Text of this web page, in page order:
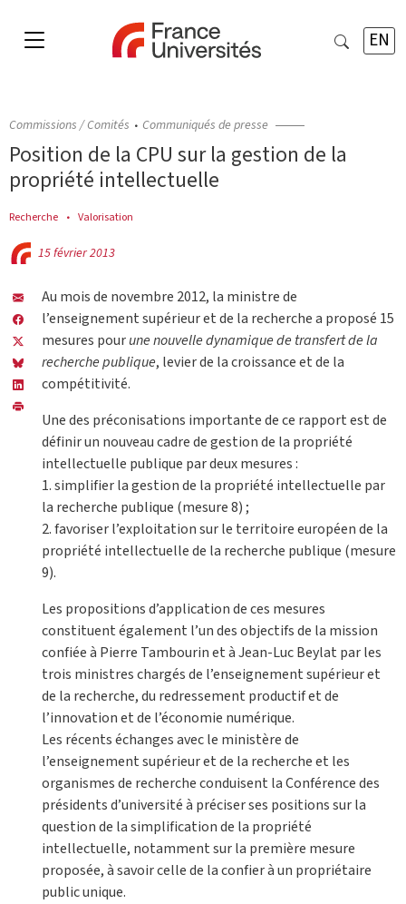
EN
Commissions / Comités Communiqués de presse
Position de la CPU sur la gestion de la
propriété intellectuelle
Recherche Valorisation
15 février 2013
Au mois de novembre 2012, la ministre de
l’enseignement supérieur et de la recherche a proposé 15
mesures pourune nouvelle dynamique de transfert de la
recherche publique, levier de la croissance et de la
compétitivité.
Une des préconisations importante de ce rapport est de
définir un nouveau cadre de gestion de la propriété
intellectuelle publique par deux mesures :
1. simplifier la gestion de la propriété intellectuelle par
la recherche publique (mesure 8) ;
2. favoriser l’exploitation sur le territoire européen de la
propriété intellectuelle de la recherche publique (mesure
9).
Les propositions d’application de ces mesures
constituent également l’un des objectifs de la mission
confiée à Pierre Tambourin et à Jean-Luc Beylat par les
trois ministres chargés de l’enseignement supérieur et
de la recherche, du redressement productif et de
l’innovation et de l’économie numérique.
Les récents échanges avec le ministère de
l’enseignement supérieur et de la recherche et les
organismes de recherche conduisent la Conférence des
présidents d’université à préciser ses positions sur la
question de la simplification de la propriété
intellectuelle, notamment sur la première mesure
proposée, à savoir celle de la confier à un propriétaire
public unique.